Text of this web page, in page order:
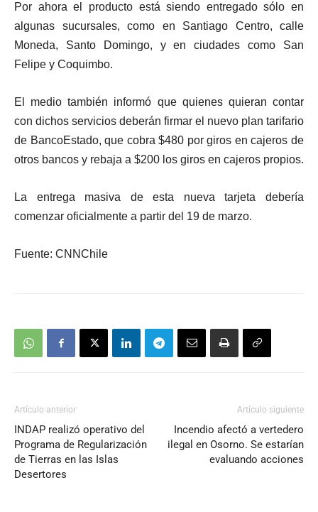
Por ahora el producto está siendo entregado sólo en
algunas sucursales, como en Santiago Centro, calle
Moneda, Santo Domingo, y en ciudades como San
Felipe y Coquimbo.
El medio también informó que quienes quieran contar
con dichos servicios deberán firmar el nuevo plan tarifario
de BancoEstado, que cobra $480 por giros en cajeros de
otros bancos y rebaja a $200 los giros en cajeros propios.
La entrega masiva de esta nueva tarjeta debería
comenzar oficialmente a partir del 19 de marzo.
Fuente: CNNChile
Artículo anterior
INDAP realizó operativo del
Programa de Regularización
de Tierras en las Islas
Desertores
Artículo siguiente
Incendio afectó a vertedero
ilegal en Osorno. Se estarían
evaluando acciones